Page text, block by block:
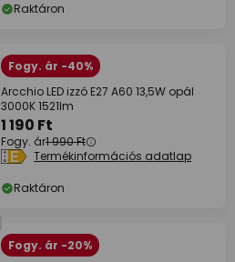
Raktáron
Fogy. ár -40%
Arcchio LED izzó E27 A60 13,5W opál
3000K 1521lm
1 190 Ft
Fogy. ár1 990 Ft
Termékinformációs adatlap
Raktáron
Fogy. ár -20%